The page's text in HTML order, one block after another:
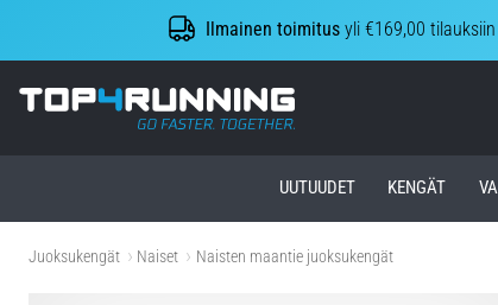
Ilmainen toimitus yli €169,00 tilauksiin
Top4Running.fi
UUTUUDET KENGÄT
Juoksukengät Naiset Naisten maantie juoksukengät